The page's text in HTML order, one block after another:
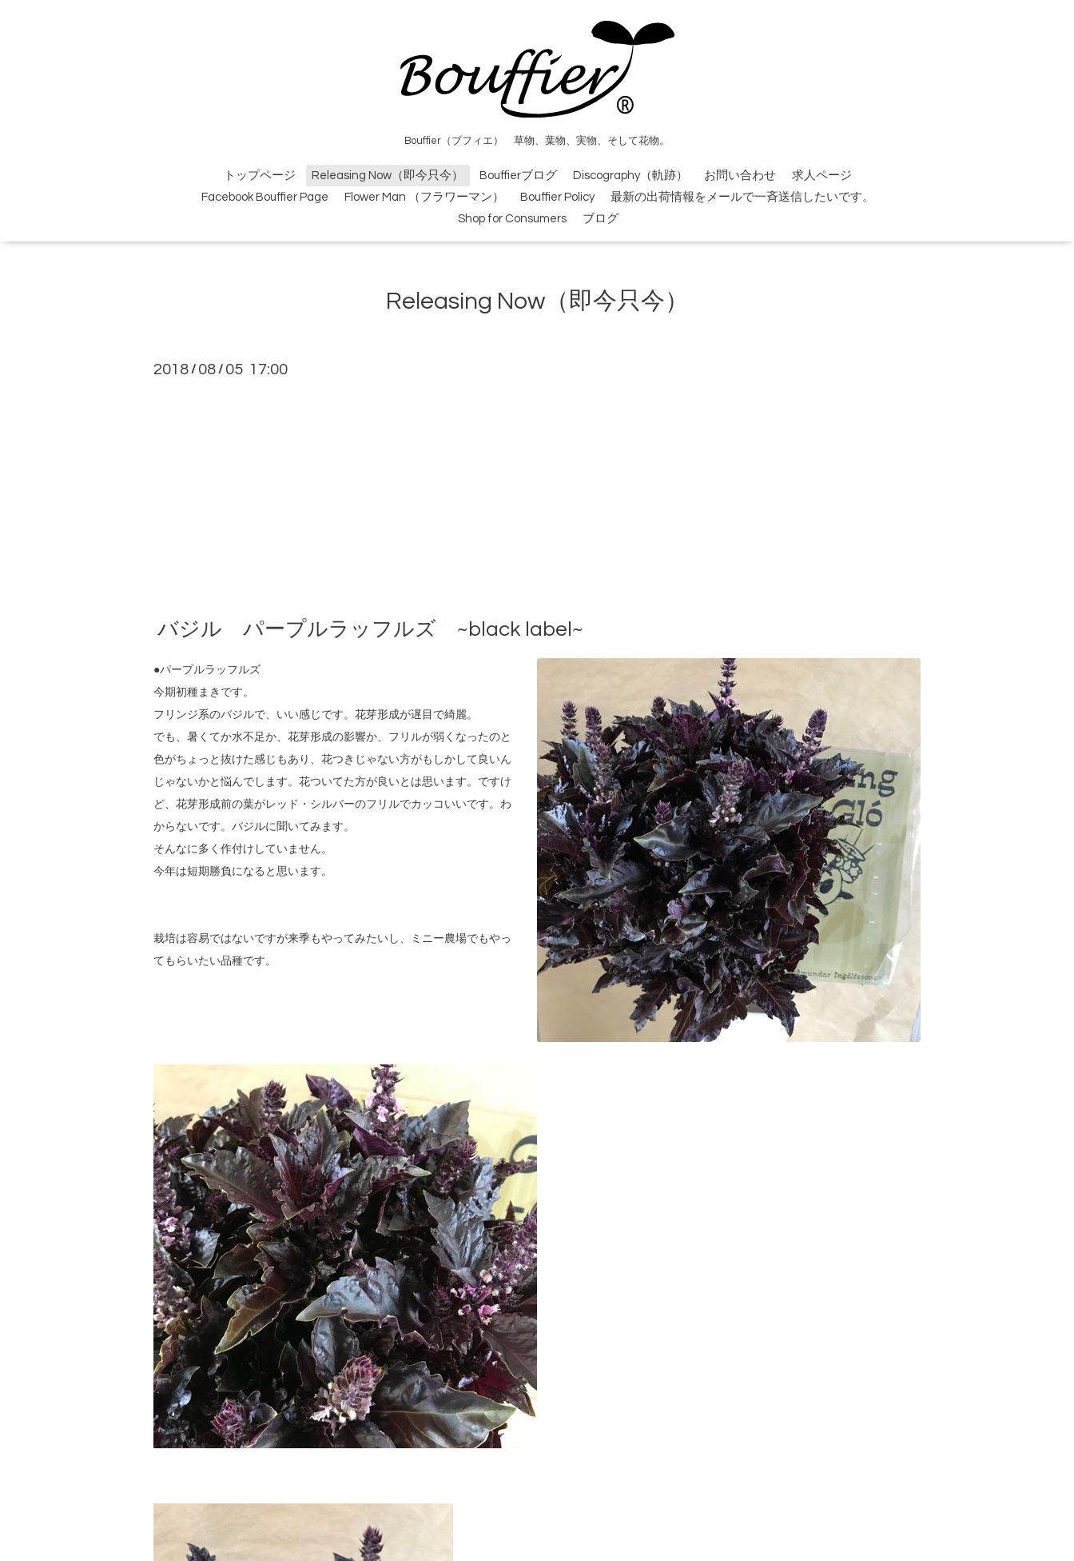
Bouffier（ブフィエ） 草物、葉物、実物、そして花物。
トップページ Releasing Now（即今只今） Bouffierブログ Discography（軌跡） お問い合わせ
求人ページ
Facebook Bouffier Page
Flower Man （フラワーマン） Bouffier Policy
最新の出荷情報をメールで一斉送信したいです。
Shop for Consumers
ブログ
Releasing Now（即今只今）
2018 / 08 / 05 17:00
バジル パープルラッフルズ ~black label~
●パープルラッフルズ
今期初種まきです。
フリンジ系のバジルで、いい感じです。花芽形成が遅目で綺麗。
でも、暑くてか水不足か、花芽形成の影響か、フリルが弱くなったのと
色がちょっと抜けた感じもあり、花つきじゃない方がもしかして良いん
じゃないかと悩んでします。花ついてた方が良いとは思います。ですけ
ど、花芽形成前の葉がレッド・シルバーのフリルでカッコいいです。わ
からないです。バジルに聞いてみます。
そんなに多く作付けしていません。
今年は短期勝負になると思います。
栽培は容易ではないですが来季もやってみたいし、ミニー農場でもやっ
てもらいたい品種です。